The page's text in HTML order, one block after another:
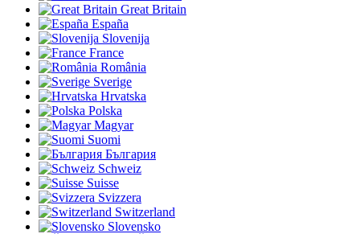
Great Britain
España
Slovenija
France
România
Sverige
Hrvatska
Polska
Magyar
Suomi
България
Schweiz
Suisse
Svizzera
Switzerland
Slovensko